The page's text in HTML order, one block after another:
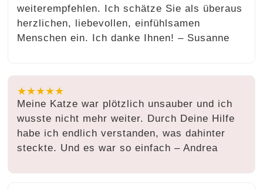
weiterempfehlen. Ich schätze Sie als überaus
herzlichen, liebevollen, einfühlsamen
Menschen ein. Ich danke Ihnen! – Susanne
★★★★★
Meine Katze war plötzlich unsauber und ich
wusste nicht mehr weiter. Durch Deine Hilfe
habe ich endlich verstanden, was dahinter
steckte. Und es war so einfach – Andrea